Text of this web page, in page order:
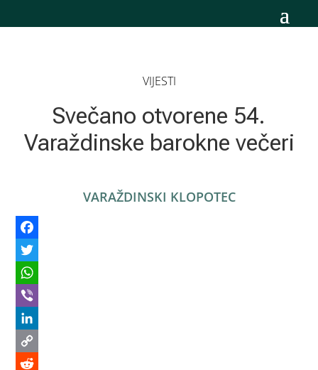
VIJESTI
Svečano otvorene 54.
Varaždinske barokne večeri
VARAŽDINSKI KLOPOTEC